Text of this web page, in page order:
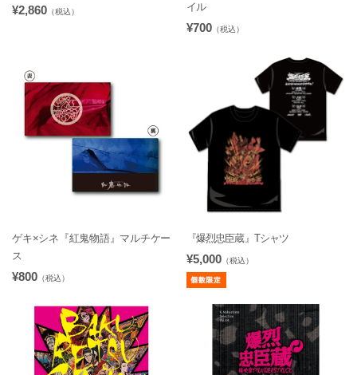
¥2,860 （税込）
イル
¥700 （税込）
ゲキ×シネ『紅鬼物語』マルチケー
ス
¥800 （税込）
『爆烈忠臣蔵』Tシャツ
¥5,000 （税込）